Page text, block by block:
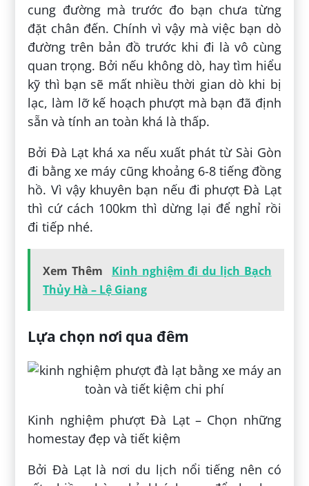
cung đường mà trước đo bạn chưa từng
đặt chân đến. Chính vì vậy mà việc bạn dò
đường trên bản đồ trước khi đi là vô cùng
quan trọng. Bởi nếu không dò, hay tìm hiểu
kỹ thì bạn sẽ mất nhiều thời gian dò khi bị
lạc, làm lỡ kế hoạch phượt mà bạn đã định
sẵn và tính an toàn khá là thấp.
Bởi Đà Lạt khá xa nếu xuất phát từ Sài Gòn
đi bằng xe máy cũng khoảng 6-8 tiếng đồng
hồ. Vì vậy khuyên bạn nếu đi phượt Đà Lạt
thì cứ cách 100km thì dừng lại để nghỉ rồi
đi tiếp nhé.
Xem Thêm
Kinh nghiệm đi du lịch Bạch
Thủy Hà – Lệ Giang
Lựa chọn nơi qua đêm
Kinh nghiệm phượt Đà Lạt – Chọn những
homestay đẹp và tiết kiệm
Bởi Đà Lạt là nơi du lịch nổi tiếng nên có